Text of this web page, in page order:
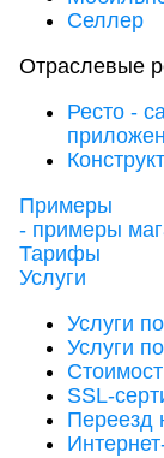
Селлер
Отраслевые
Ресто -
Примеры
- примеры
Тарифы
Услуги
Услуги
Услуги
SSL-
Переезд